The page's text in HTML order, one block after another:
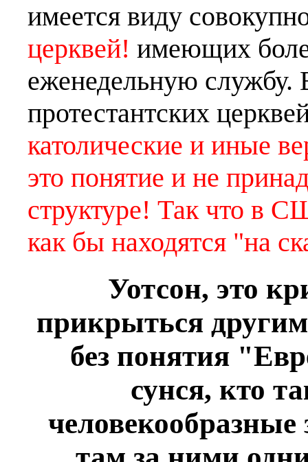
имеется виду
церквей! имеющих
еженедельную
протестантских
католические и иные
это понятие и не
структуре! Так что в
как бы находятся "на
Уотсон, это
прикрыться
без понятия
сунся, кто